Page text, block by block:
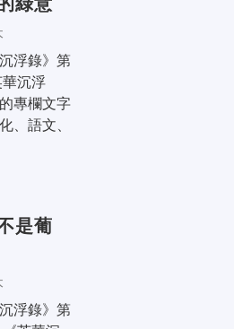
浮錄》第
華沉浮
專欄文字
、語文、
是葡
浮錄》第